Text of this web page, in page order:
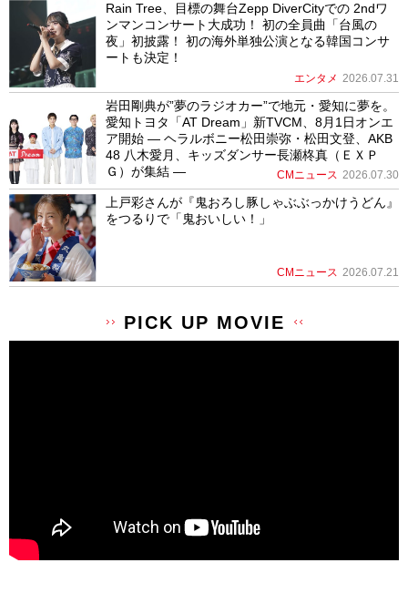
Rain Tree、目標の舞台Zepp DiverCityでの 2ndワ
ンマンコンサート大成功！ 初の全員曲「台風の
夜」初披露！ 初の海外単独公演となる韓国コンサ
ートも決定！
エンタメ 2026.07.31
岩田剛典が”夢のラジオカー”で地元・愛知に夢を。
愛知トヨタ「AT Dream」新TVCM、8月1日オンエ
ア開始 ― ヘラルボニー松田崇弥・松田文登、AKB
48 八木愛月、キッズダンサー長瀬柊真（ＥＸＰ
Ｇ）が集結 ―
CMニュース 2026.07.30
上戸彩さんが『鬼おろし豚しゃぶぶっかけうどん』
をつるりで「鬼おいしい！」
CMニュース 2026.07.21
PICK UP MOVIE